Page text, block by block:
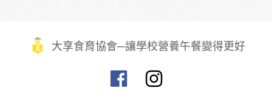
大享食育協會─讓學校營養午餐變得更好